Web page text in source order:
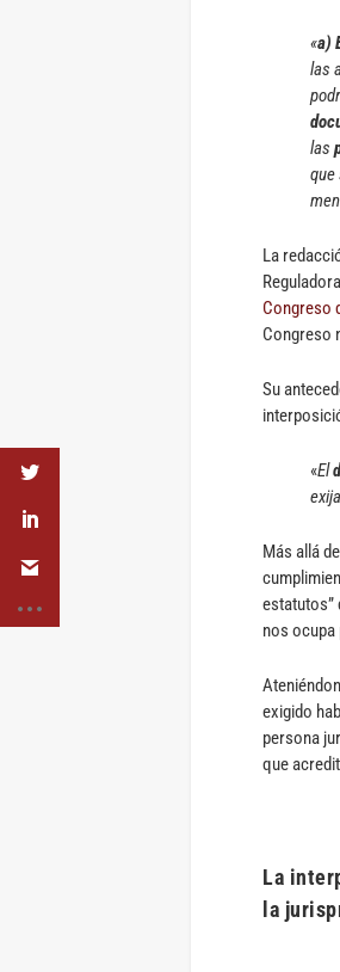
«a)
las
las
que
La
Congreso
Congreso
Su
«El
Más allá
estatutos”
nos
exigido
persona
que
La
la